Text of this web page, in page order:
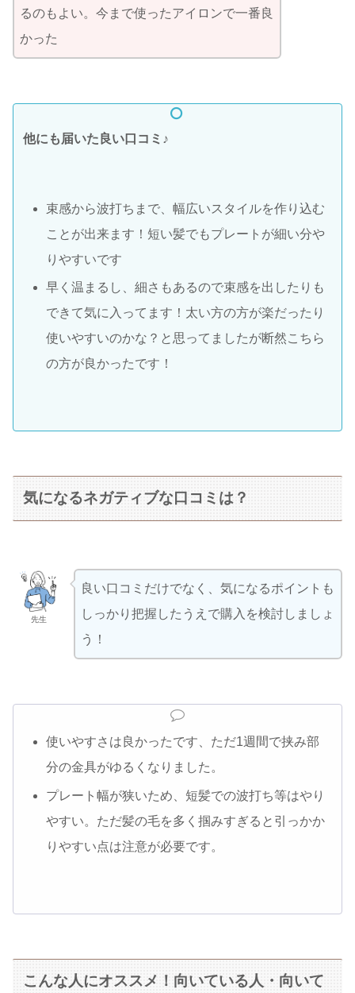
るのもよい。今まで使ったアイロンで一番良
かった
他にも届いた良い口コミ ♪
束感から波打ちまで、幅広いスタイルを作り込む
ことが出来ます！短い髪でもプレートが細い分や
りやすいです
早く温まるし、細さもあるので束感を出したりも
できて気に入ってます！太い方の方が楽だったり
使いやすいのかな？と思ってましたが断然こちら
の方が良かったです！
気になるネガティブな口コミは？
先生
良い口コミだけでなく、気になるポイントも
しっかり把握したうえで購入を検討しましょ
う！
使いやすさは良かったです、ただ1週間で挟み部
分の金具がゆるくなりました。
プレート幅が狭いため、短髪での波打ち等はやり
やすい。ただ髪の毛を多く掴みすぎると引っかか
りやすい点は注意が必要です。
こんな人にオススメ！向いている人・向いて